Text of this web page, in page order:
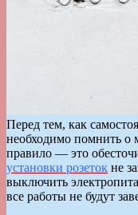
Перед тем, как
необходимо помнить о
правило — это
установки розеток не
выключить
все работы не будут